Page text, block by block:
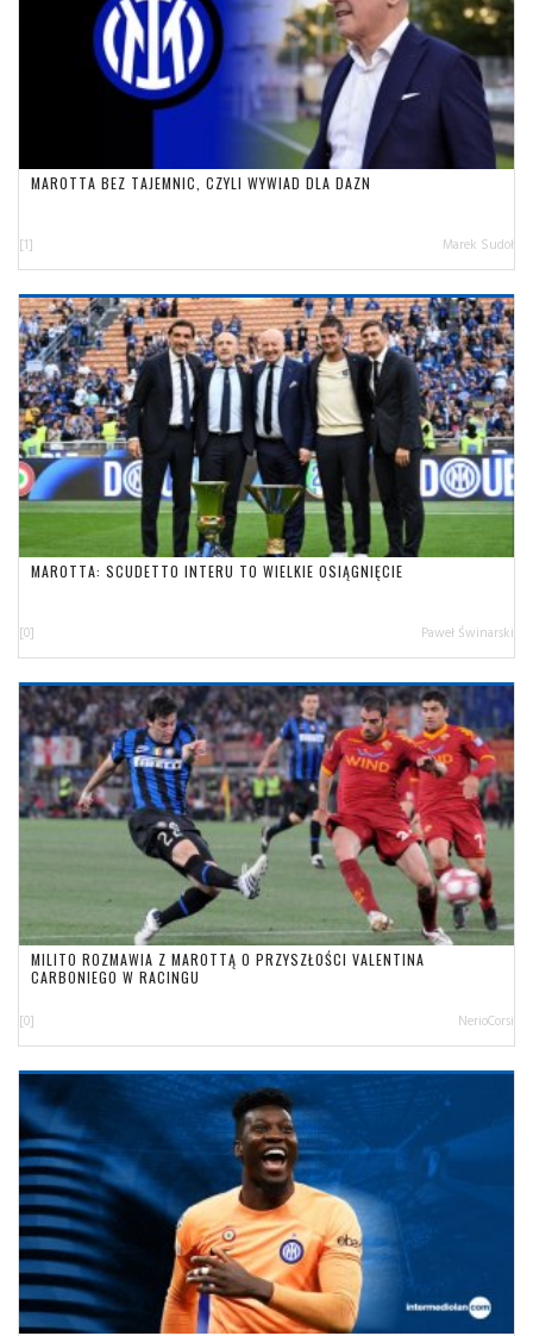
MAROTTA BEZ TAJEMNIC, CZYLI WYWIAD DLA DAZN
[1] Marek Sudoł
MAROTTA: SCUDETTO INTERU TO WIELKIE OSIĄGNIĘCIE
[0] Paweł Świnarski
MILITO ROZMAWIA Z MAROTTĄ O PRZYSZŁOŚCI VALENTINA
CARBONIEGO W RACINGU
[0] NerioCorsi